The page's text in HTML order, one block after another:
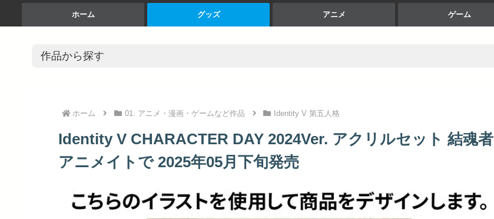
ホーム グッズ アニメ ゲーム
ホーム 01. アニメ・漫画・ゲームなど作品 Identity V 第五人格
Identity V CHARACTER DAY 2024Ver. アクリルセット 結魂者
アニメイトで 2025年05月下旬発売